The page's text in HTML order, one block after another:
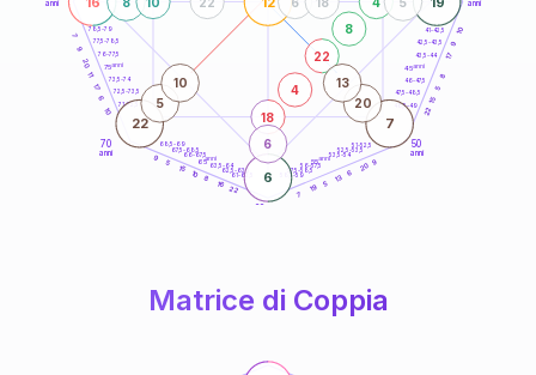
anni anni
50
anni
60
70
anni
41-42,5
42,5-43,5
43,5-44
46-47,5
47,5-48,5
48,5-49
51-52,5
52,5-53,5
53,5-54
56-57,5
57,5-58,5
58,5-59
61-62,5
62,5-63,5
63,5-64
66-67,5
67,5-68,5
68,5-69
71-72,5
72,5-73,5
73,5-74
76-77,5
77,5-78,5
78,5-79 10
9
17
8
5
15
22
9
20
6
13
5
19
7
22
16
8
10
15
5
9
10
6
17
11
20
9
7
6
22 7
18
4
22
8
6
5
10
20
13
45anni
55anni
65anni
75anni
Matrice di Coppia